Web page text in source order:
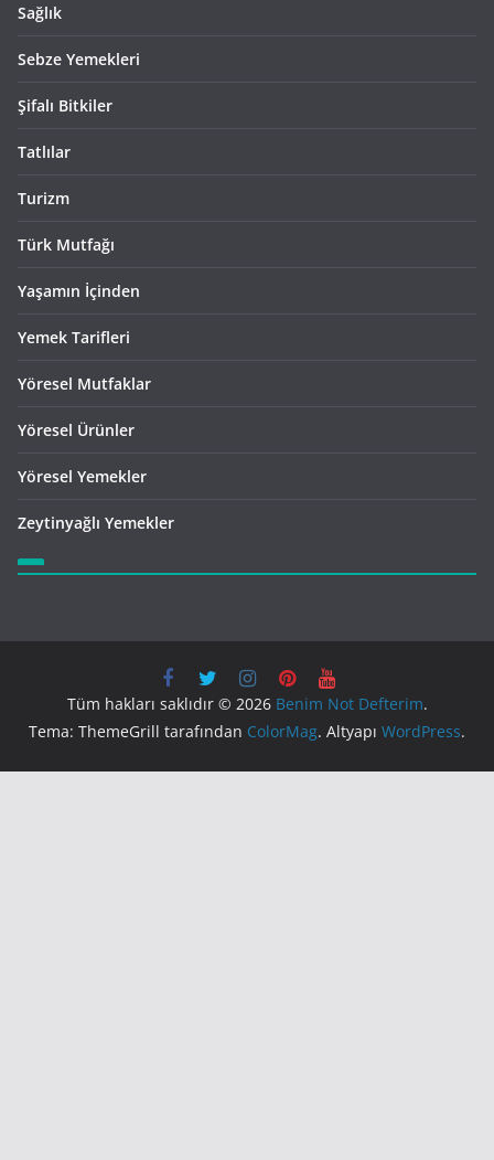
Sağlık
Sebze Yemekleri
Şifalı Bitkiler
Tatlılar
Turizm
Türk Mutfağı
Yaşamın İçinden
Yemek Tarifleri
Yöresel Mutfaklar
Yöresel Ürünler
Yöresel Yemekler
Zeytinyağlı Yemekler
Tüm hakları saklıdır © 2026 Benim Not Defterim.
Tema: ThemeGrill tarafından ColorMag. Altyapı WordPress.